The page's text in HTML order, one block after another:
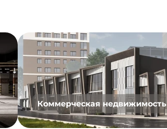
Коммерческая недвижимость